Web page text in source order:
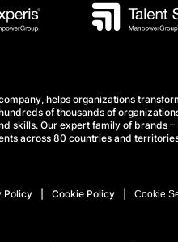
helps organizations
of thousands of
skills. Our expert family of brands
across 80 countries and
Policy Cookie Policy Cookie